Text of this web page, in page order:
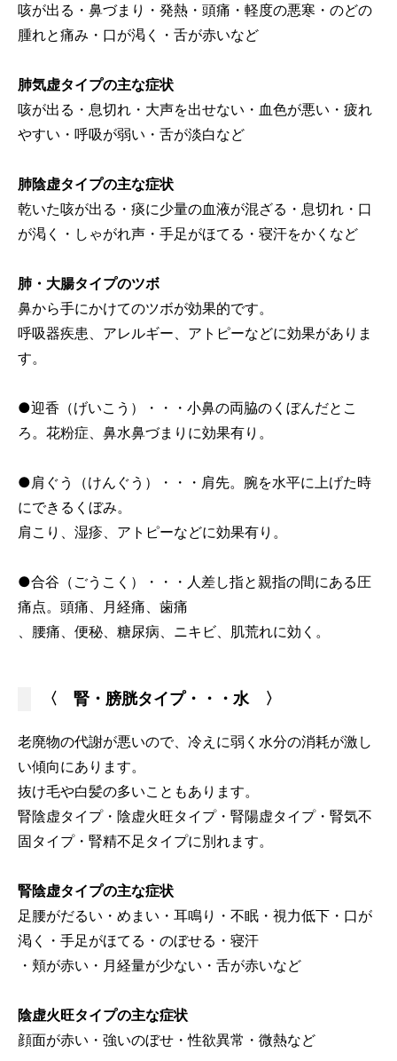
咳が出る・鼻づまり・発熱・頭痛・軽度の悪寒・のどの
腫れと痛み・口が渇く・舌が赤いなど
肺気虚タイプの主な症状
咳が出る・息切れ・大声を出せない・血色が悪い・疲れ
やすい・呼吸が弱い・舌が淡白など
肺陰虚タイプの主な症状
乾いた咳が出る・痰に少量の血液が混ざる・息切れ・口
が渇く・しゃがれ声・手足がほてる・寝汗をかくなど
肺・大腸タイプのツボ
鼻から手にかけてのツボが効果的です。
呼吸器疾患、アレルギー、アトピーなどに効果がありま
す。
●迎香（げいこう）・・・小鼻の両脇のくぼんだとこ
ろ。花粉症、鼻水鼻づまりに効果有り。
●肩ぐう（けんぐう）・・・肩先。腕を水平に上げた時
にできるくぼみ。
肩こり、湿疹、アトピーなどに効果有り。
●合谷（ごうこく）・・・人差し指と親指の間にある圧
痛点。頭痛、月経痛、歯痛
、腰痛、便秘、糖尿病、ニキビ、肌荒れに効く。
〈 腎・膀胱タイプ・・・水 〉
老廃物の代謝が悪いので、冷えに弱く水分の消耗が激し
い傾向にあります。
抜け毛や白髪の多いこともあります。
腎陰虚タイプ・陰虚火旺タイプ・腎陽虚タイプ・腎気不
固タイプ・腎精不足タイプに別れます。
腎陰虚タイプの主な症状
足腰がだるい・めまい・耳鳴り・不眠・視力低下・口が
渇く・手足がほてる・のぼせる・寝汗
・頬が赤い・月経量が少ない・舌が赤いなど
陰虚火旺タイプの主な症状
顔面が赤い・強いのぼせ・性欲異常・微熱など